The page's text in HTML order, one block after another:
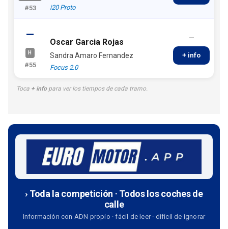
#53 i20 Proto
—
H
#55
Oscar Garcia Rojas
Sandra Amaro Fernandez
Focus 2.0
—
+ info
Toca + infopara ver los tiempos de cada tramo.
› Toda la competición · Todos los coches de
calle
Información con ADN propio · fácil de leer · difícil de ignorar